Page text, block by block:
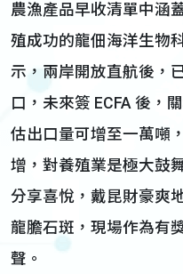
農漁產品早收清單中涵
殖成功的龍佃海洋生物
示，兩岸開放直航後，
口，未來簽 ECFA 後，
估出口量可增至一萬噸
增，對養殖業是極大鼓
分享喜悅，戴昆財豪爽
龍膽石斑，現場作為有
聲。